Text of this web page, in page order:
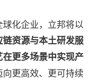
化企业，立邦将以
资源与本土研发服
更多场景中实现产
更高效、更可持续